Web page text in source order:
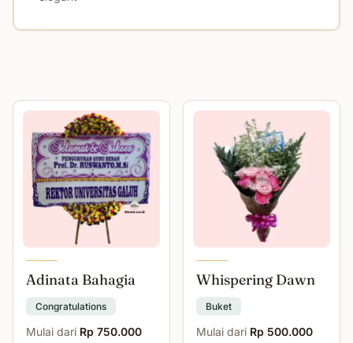
Adinata Bahagia
Congratulations
Mulai dari Rp 750.000
Whispering Dawn
Buket
Mulai dari Rp 500.000